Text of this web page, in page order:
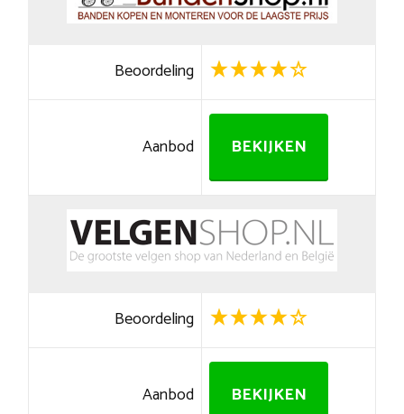
Beoordeling
Aanbod BEKIJKEN
Beoordeling
Aanbod BEKIJKEN